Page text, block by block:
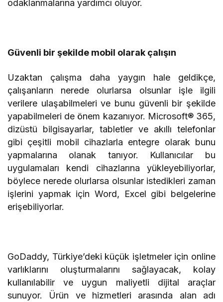
odaklanmalarına yardımcı oluyor.
Güvenli bir şekilde mobil olarak çalışın
Uzaktan çalışma daha yaygın hale geldikçe,
çalışanların nerede olurlarsa olsunlar işle ilgili
verilere ulaşabilmeleri ve bunu güvenli bir şekilde
yapabilmeleri de önem kazanıyor. Microsoft® 365,
dizüstü bilgisayarlar, tabletler ve akıllı telefonlar
gibi çeşitli mobil cihazlarla entegre olarak bunu
yapmalarına olanak tanıyor. Kullanıcılar bu
uygulamaları kendi cihazlarına yükleyebiliyorlar,
böylece nerede olurlarsa olsunlar istedikleri zaman
işlerini yapmak için Word, Excel gibi belgelerine
erişebiliyorlar.
GoDaddy, Türkiye’deki küçük işletmeler için online
varlıklarını oluşturmalarını sağlayacak, kolay
kullanılabilir ve uygun maliyetli dijital araçlar
sunuyor. Ürün ve hizmetleri arasında alan adı